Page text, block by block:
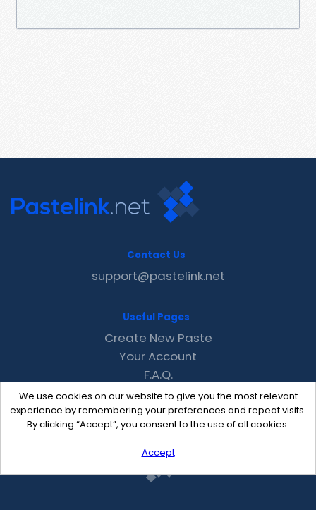
We use cookies on our website to give you the most relevant
experience by remembering your preferences and repeat visits.
By clicking “Accept”, you consent to the use of all cookies.
Accept
Contact Us
support@pastelink.net
Useful Pages
Create New Paste
Your Account
F.A.Q.
Recent
Contact